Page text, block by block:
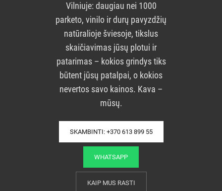
Vilniuje: daugiau nei 1000
parketo, vinilo ir durų pavyzdžių
natūralioje šviesoje, tikslus
skaičiavimas jūsų plotui ir
patarimas – kokios grindys tiks
būtent jūsų patalpai, o kokios
nevertos savo kainos. Kava –
mūsų.
SKAMBINTI: +370 613 899 55
WHATSAPP
KAIP MUS RASTI